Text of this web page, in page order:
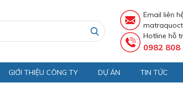
Email liên
Hotline hỗ
0982 808
GIỚI THIỆU CÔNG TY DỰ ÁN TIN TỨC